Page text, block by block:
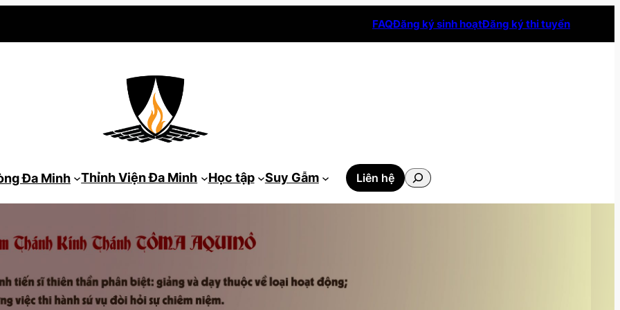
FAQĐăng ký sinh hoạtĐăng ký thi tuyển
Đa Minh Thỉnh Viện Đa Minh Học tập Suy Gẫm Liên hệ
Tìm
kiếm